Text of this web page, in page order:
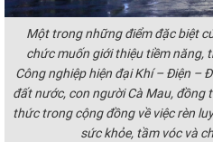
Một trong những điểm đặc biệt
chức muốn giới thiệu tiềm năng,
Công nghiệp hiện đại Khí – Điện –
đất nước, con người Cà Mau, đồng
thức trong cộng đồng về việc rèn
sức khỏe, tầm vóc và